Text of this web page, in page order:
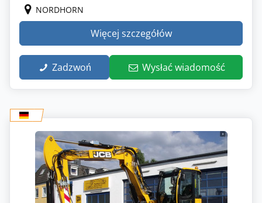
NORDHORN
Więcej szczegółów
Zadzwoń Wysłać wiadomość